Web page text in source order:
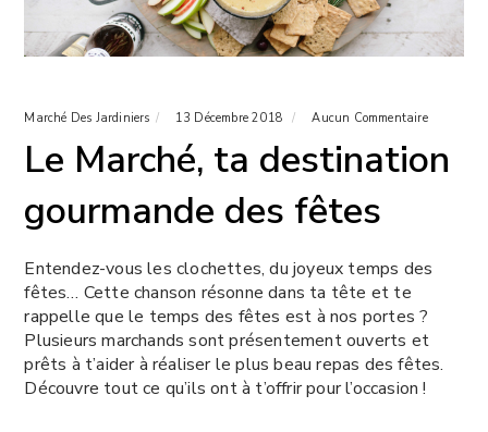
Marché Des Jardiniers 13 Décembre 2018 Aucun Commentaire
Le Marché, ta destination
gourmande des fêtes
Entendez-vous les clochettes, du joyeux temps des
fêtes… Cette chanson résonne dans ta tête et te
rappelle que le temps des fêtes est à nos portes ?
Plusieurs marchands sont présentement ouverts et
prêts à t’aider à réaliser le plus beau repas des fêtes.
Découvre tout ce qu’ils ont à t’offrir pour l’occasion !